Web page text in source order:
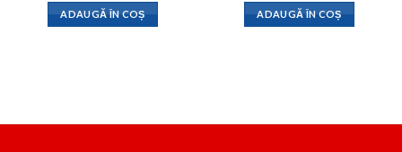
a
fost:
925lei.
este:
810lei.
ADAUGĂ ÎN COȘ
a
fost:
199lei.
este:
89lei.
ADAUGĂ ÎN COȘ